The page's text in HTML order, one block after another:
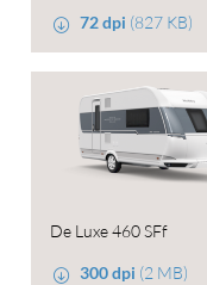
72 dpi (827 KB)
De Luxe 460 SFf
300 dpi (2 MB)